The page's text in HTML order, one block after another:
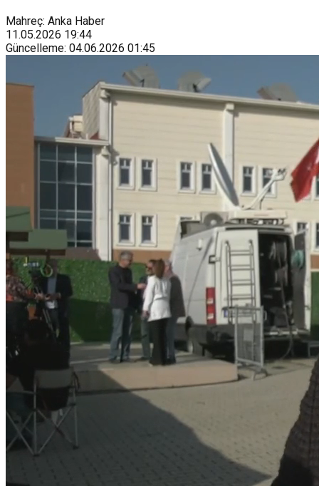
Mahreç: Anka Haber
11.05.2026 19:44
Güncelleme: 04.06.2026 01:45